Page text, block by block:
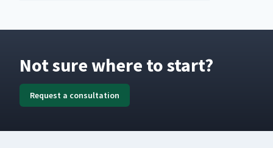
Not sure where to start?
Request a consultation